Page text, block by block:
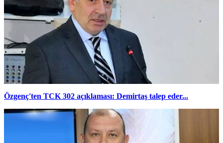
Özgenç'ten TCK 302 açıklaması: Demirtaş talep eder...